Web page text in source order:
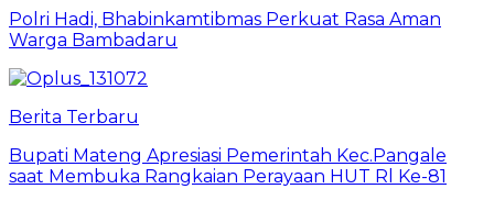
Polri Hadi, Bhabinkamtibmas Perkuat Rasa Aman
Warga Bambadaru
Berita Terbaru
Bupati Mateng Apresiasi Pemerintah Kec.Pangale
saat Membuka Rangkaian Perayaan HUT Rl Ke-81